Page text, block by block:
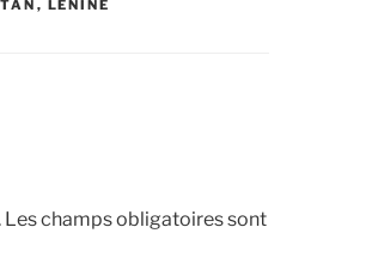
, LÉNINE
Les champs obligatoires sont